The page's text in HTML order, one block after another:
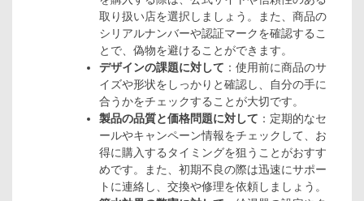
取り扱い店を選択しましょう。また、商品の
シリアルナンバーや認証マークを確認するこ
とで、偽物を避けることができます。
デザインの課題に対して ：使用前に商品のサ
イズや形状をしっかりと確認し、自分の手に
合うかをチェックすることが大切です。
製品の品質と価格問題に対して ：定期的なセ
ールやキャンペーン情報をチェックして、お
得に購入するタイミングを狙うことがおすす
めです。また、初期不良の際は迅速にサポー
トに連絡し、交換や修理を依頼しましょう。